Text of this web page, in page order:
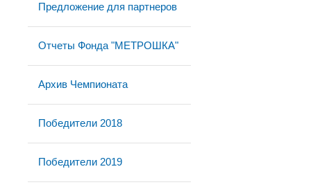
Предложение для партнеров
Отчеты Фонда "МЕТРОШКА"
Архив Чемпионата
Победители 2018
Победители 2019